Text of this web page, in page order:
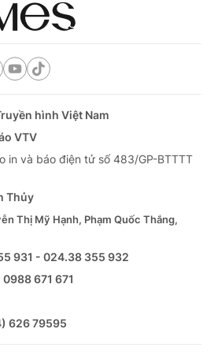
hình Việt Nam
VTV
in và báo điện tử số 483/GP-BTTTT
Thủy
Thị Mỹ Hạnh, Phạm Quốc Thắng,
931 - 024.38 355 932
0988 671 671
626 79595